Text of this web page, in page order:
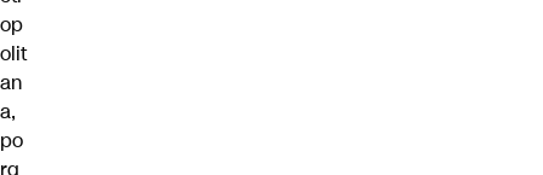
op
olit
an
a,
po
rq